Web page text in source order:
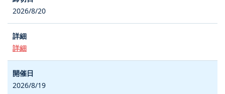
2026/8/20
詳細
2026/8/19